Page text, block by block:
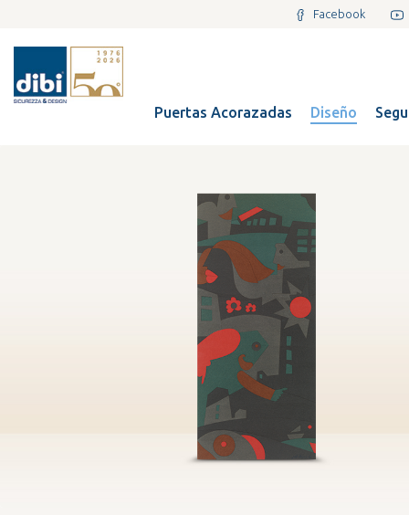
Facebook
Puertas Acorazadas Diseño